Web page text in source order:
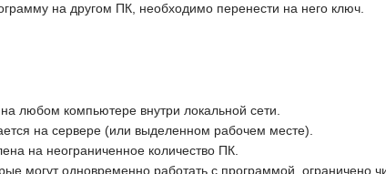
на другом ПК, необходимо перенести на него ключ.
любом компьютере внутри локальной сети.
на сервере (или выделенном рабочем месте).
на неограниченное количество ПК.
могут одновременно работать с программой, ограничено